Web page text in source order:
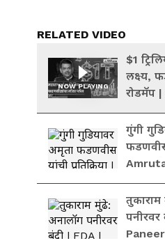
RELATED VIDEO
NOW PLAYING
$1
लक्ष्य,
रोडमॅप
| Delhi
गुंगी
फडणवीस
Gungi
पनीरवर